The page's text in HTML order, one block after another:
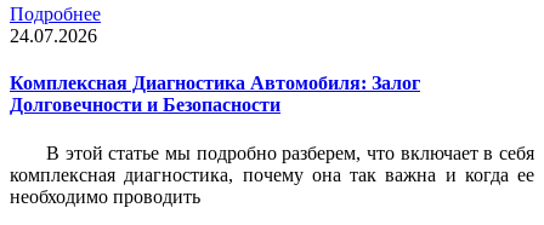
Подробнее
24.07.2026
Комплексная Диагностика Автомобиля: Залог
Долговечности и Безопасности
В этой статье мы подробно разберем, что включает в себя
комплексная диагностика, почему она так важна и когда ее
необходимо проводить